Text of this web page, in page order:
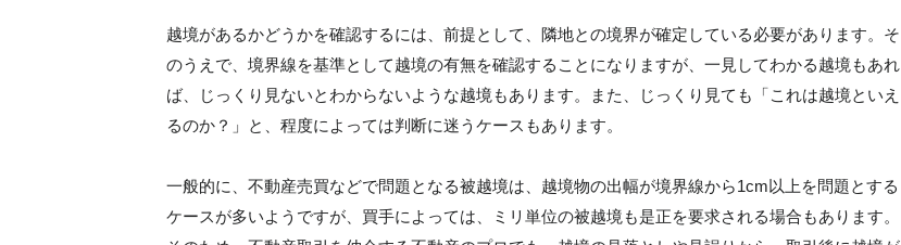
越境があるかどうかを確認するには、前提として、隣地との境界が確定している必要があります。そ
のうえで、境界線を基準として越境の有無を確認することになりますが、一見してわかる越境もあれ
ば、じっくり見ないとわからないような越境もあります。また、じっくり見ても「これは越境といえ
るのか？」と、程度によっては判断に迷うケースもあります。
一般的に、不動産売買などで問題となる被越境は、越境物の出幅が境界線から1cm以上を問題とする
ケースが多いようですが、買手によっては、ミリ単位の被越境も是正を要求される場合もあります。